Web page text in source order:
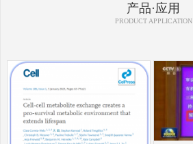
产品·应用
PRODUCT APPLICATION